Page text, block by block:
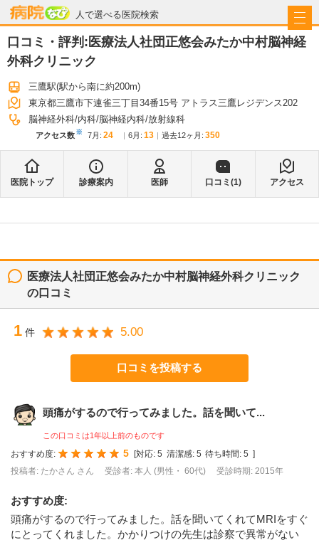
人で選べる医院検索
病院なび
口コミ・評判:医療法人社団正悠会みたか中村脳神経
外科クリニック
三鷹駅(駅から南に約200m)
東京都三鷹市下連雀三丁目34番15号 アトラス三鷹レジデンス202
脳神経外科 内科 脳神経内科 放射線科
アクセス数※ 7月 : 24 6月 : 13 過去12ヶ月: 350
医院トップ 診療案内 医師 口コミ(1) アクセス
医療法人社団正悠会みたか中村脳神経外科クリニック
の口コミ
1 件 5.00
口コミを投稿する
頭痛がするので行ってみました。話を聞いて...
この口コミは1年以上前のものです
おすすめ度: 5 [対応: 5 清潔感: 5 待ち時間: 5 ]
投稿者: たかさん さん
受診者: 本人 (男性・ 60代) 受診時期: 2015年
おすすめ度:
頭痛がするので行ってみました。話を聞いてくれてMRIをすぐ
にとってくれました。かかりつけの先生は診察で異常がない